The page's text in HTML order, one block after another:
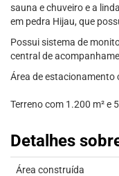
sauna e chuveiro e a
em pedra Hijau, que
Possui sistema de
central de
Área de estacionamento
Terreno com 1.200 m² e
Detalhes
Área construída